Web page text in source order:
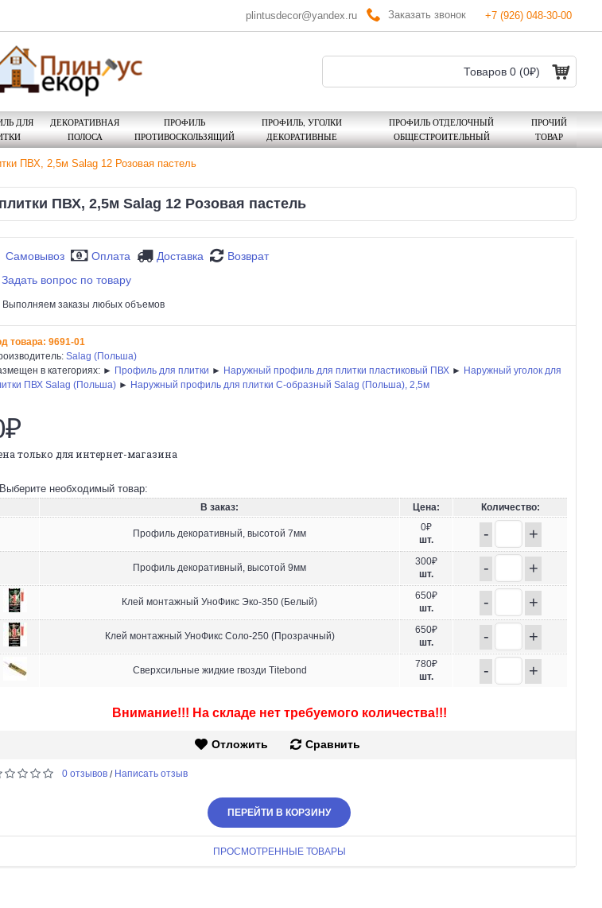
plintusdecor@yandex.ru Заказать звонок +7 (926) 048-30-00
Товаров 0 (0₽)
ДЛЯ
ДЕКОРАТИВНАЯ
ПОЛОСА
ПРОФИЛЬ
ПРОТИВОСКОЛЬЗЯЩИЙ
ПРОФИЛЬ, УГОЛКИ
ДЕКОРАТИВНЫЕ
ПРОФИЛЬ ОТДЕЛОЧНЫЙ
ОБЩЕСТРОИТЕЛЬНЫЙ
ПРОЧИЙ
ТОВАР
ПВХ, 2,5м Salag 12 Розовая пастель
ПВХ, 2,5м Salag 12 Розовая пастель
Самовывоз Оплата Доставка
Возврат
Задать вопрос по товару
Выполняем заказы любых объемов
товара: 9691-01
Salag (Польша)
в категориях: ► Профиль для плитки ► Наружный профиль для плитки пластиковый ПВХ ► Наружный уголок для
ПВХ Salag (Польша) ► Наружный профиль для плитки C-образный Salag (Польша), 2,5м
только для интернет-магазина
Выберите необходимый товар:
В заказ: Цена: Количество:
Профиль декоративный, высотой 7мм
0₽
шт.
- +
Профиль декоративный, высотой 9мм
300₽
шт.
- +
Клей монтажный УноФикс Эко-350 (Белый)
650₽
шт.
- +
Клей монтажный УноФикс Соло-250 (Прозрачный)
650₽
шт.
- +
Сверхсильные жидкие гвозди Titebond
780₽
шт.
- +
Внимание!!! На складе нет требуемого количества!!!
Отложить Сравнить
0 отзывов / Написать отзыв
ПЕРЕЙТИ В КОРЗИНУ
ПРОСМОТРЕННЫЕ ТОВАРЫ